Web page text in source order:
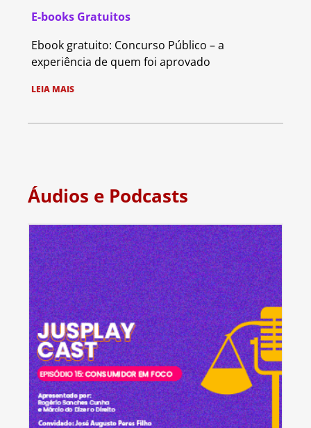
E-books Gratuitos
Ebook gratuito: Concurso Público – a
experiência de quem foi aprovado
LEIA MAIS
Áudios e Podcasts